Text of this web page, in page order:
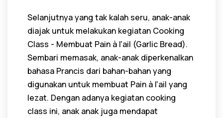
Selanjutnya yang tak kalah seru, anak-anak
diajak untuk melakukan kegiatan Cooking
Class - Membuat Pain à l'ail (Garlic Bread).
Sembari memasak, anak-anak diperkenalkan
bahasa Prancis dari bahan-bahan yang
digunakan untuk membuat Pain à l'ail yang
lezat. Dengan adanya kegiatan cooking
class ini, anak anak juga mendapat